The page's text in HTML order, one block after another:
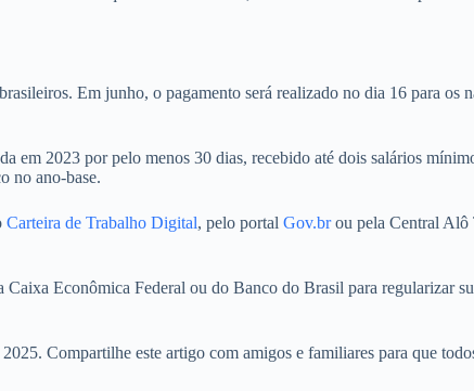
Em junho, o pagamento será realizado no dia 16 para
em 2023 por pelo menos 30 dias, recebido até dois salários
no ano-base.
Carteira de Trabalho Digital, pelo portal Gov.brou pela Central Alô
Econômica Federal ou do Banco do Brasil para regularizar
Compartilhe este artigo com amigos e familiares para que